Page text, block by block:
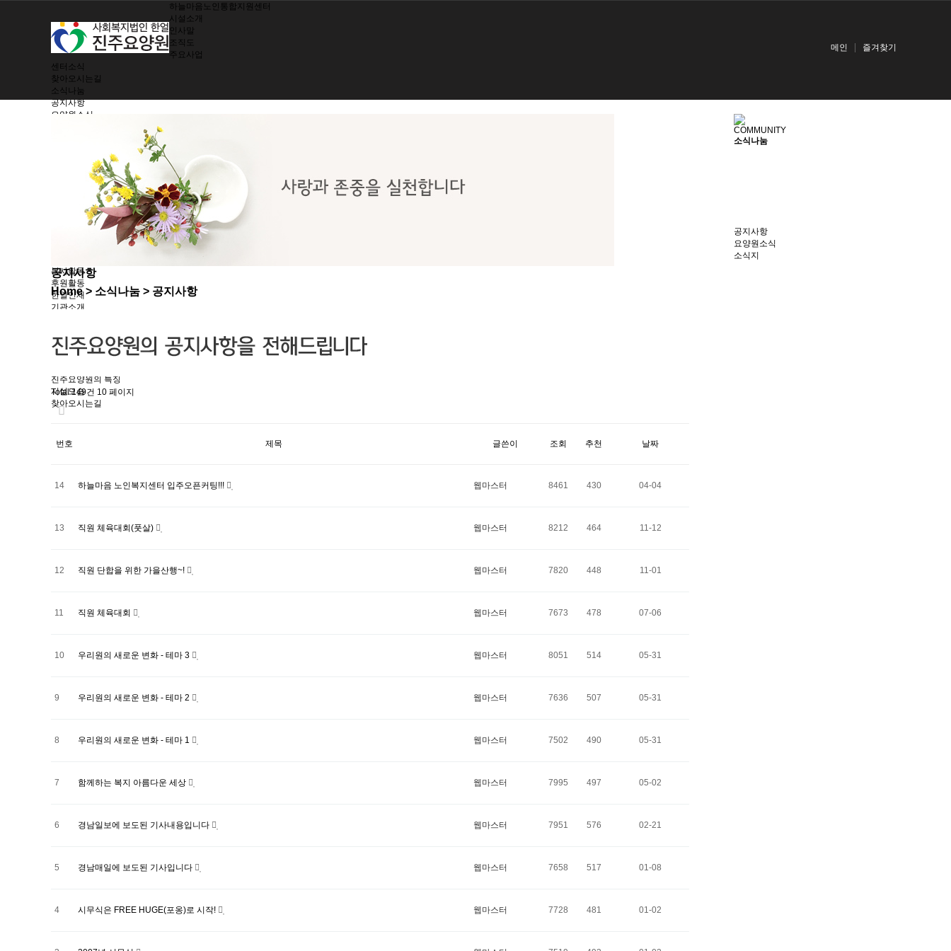
메인 즐겨찾기
하늘마음노인통합지원센터
시설소개
인사말
조직도
주요사업
센터소식
찾아오시는길
소식나눔
공지사항
요양원소식
여가지원/치매관리
생활 및 정서지원
간호 및 처치
기능회복훈련
기능별 영양관리
시설 및 환경관리
지역사회 참여
봉사활동
후원활동
한얼인재
기관소개
시설소개
인사말
진주요양원의 특징
시설모습
찾아오시는길
공지사항
Home> 소식나눔 > 공지사항
Total 149건 10 페이지
번호 제목 글쓴이 조회 추천 날짜
14 하늘마음 노인복지센터 입주오픈커팅!!! 웹마스터 8461 430 04-04
13 직원 체육대회(풋살) 웹마스터 8212 464 11-12
12 직원 단합을 위한 가을산행~! 웹마스터 7820 448 11-01
11 직원 체육대회 웹마스터 7673 478 07-06
10 우리원의 새로운 변화 - 테마 3 웹마스터 8051 514 05-31
9 우리원의 새로운 변화 - 테마 2 웹마스터 7636 507 05-31
8 우리원의 새로운 변화 - 테마 1 웹마스터 7502 490 05-31
7 함께하는 복지 아름다운 세상 웹마스터 7995 497 05-02
6 경남일보에 보도된 기사내용입니다 웹마스터 7951 576 02-21
5 경남매일에 보도된 기사입니다 웹마스터 7658 517 01-08
4 시무식은 FREE HUGE(포옹)로 시작! 웹마스터 7728 481 01-02
COMMUNITY
소식나눔
공지사항
요양원소식
소식지